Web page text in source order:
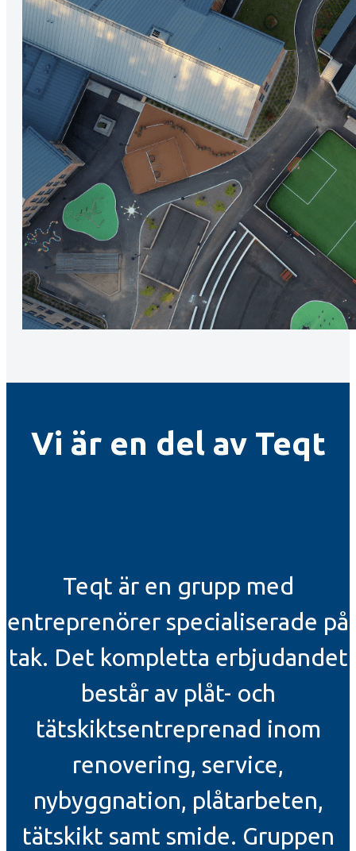
Vi är en del av Teqt
Teqt är en grupp med
entreprenörer specialiserade på
tak. Det kompletta erbjudandet
består av plåt- och
tätskiktsentreprenad inom
renovering, service,
nybyggnation, plåtarbeten,
tätskikt samt smide. Gruppen